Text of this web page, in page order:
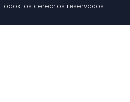
Todos los derechos reservados.